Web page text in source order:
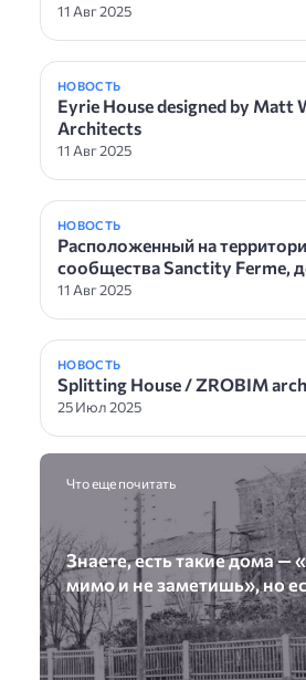
11 Авг 2025
НОВОСТЬ
Eyrie House designed by Matt
Architects
11 Авг 2025
НОВОСТЬ
Расположенный на
сообщества Sanctity Ferme,
11 Авг 2025
НОВОСТЬ
Splitting House / ZROBIM
25 Июл 2025
Что еще почитать
Знаете, есть такие дома —
мимо и не заметишь», но